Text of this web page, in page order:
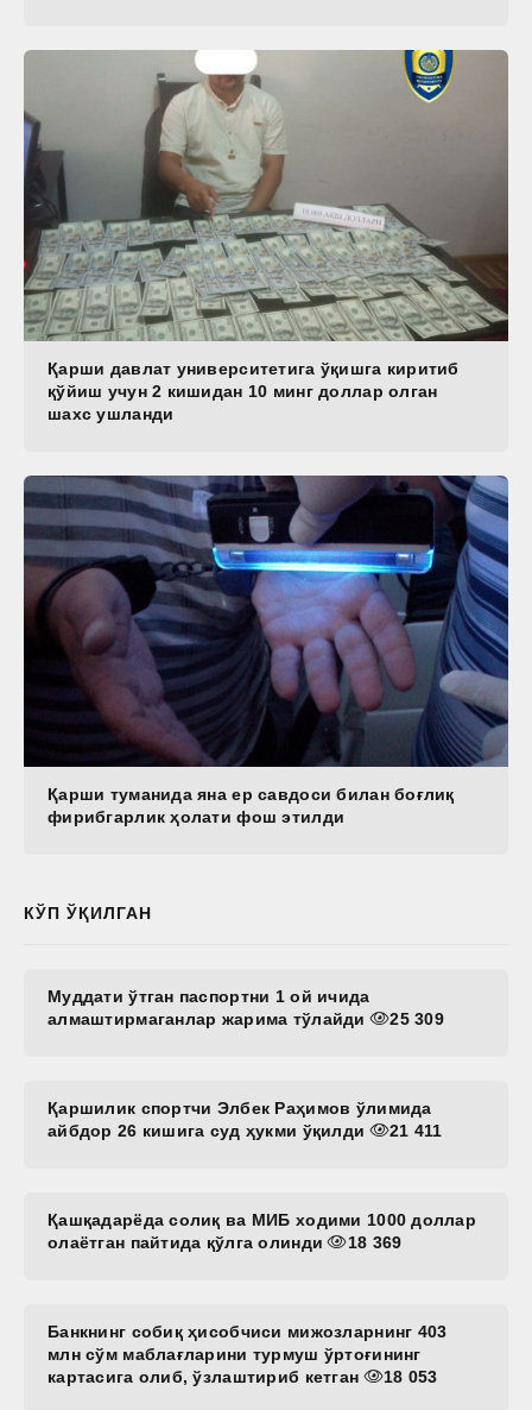
Қарши давлат университетига ўқишга киритиб
қўйиш учун 2 кишидан 10 минг доллар олган
шахс ушланди
Қарши туманида яна ер савдоси билан боғлиқ
фирибгарлик ҳолати фош этилди
КЎП ЎҚИЛГАН
Муддати ўтган паспортни 1 ой ичида
алмаштирмаганлар жарима тўлайди
25 309
Қаршилик спортчи Элбек Раҳимов ўлимида
айбдор 26 кишига суд ҳукми ўқилди
21 411
Қашқадарёда солиқ ва МИБ ходими 1000 доллар
олаётган пайтида қўлга олинди
18 369
Банкнинг собиқ ҳисобчиси мижозларнинг 403
млн сўм маблағларини турмуш ўртоғининг
картасига олиб, ўзлаштириб кетган
18 053